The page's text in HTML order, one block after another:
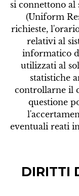
si connettono
(Uniform
richieste,
relativi al
informatico
utilizzati al
statistiche
controllarne il
questione
eventuali reati
DIRITTI